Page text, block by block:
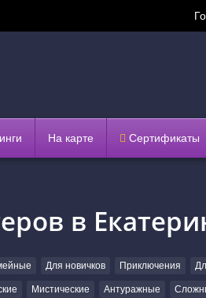
На карте Сертификаты
в
Для новичков Приключения
Мистические Антуражные